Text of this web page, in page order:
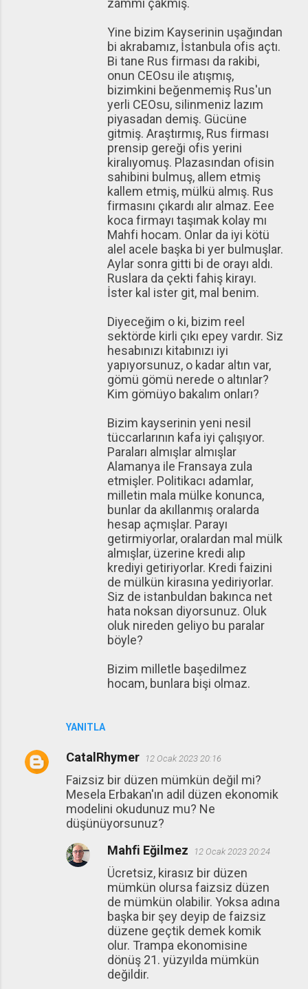
YANITLA
zammı çakmış.
Yine bizim Kayserinin uşağından
bi akrabamız, İstanbula ofis açtı.
Bi tane Rus firması da rakibi,
onun CEOsu ile atışmış,
bizimkini beğenmemiş Rus'un
yerli CEOsu, silinmeniz lazım
piyasadan demiş. Gücüne
gitmiş. Araştırmış, Rus firması
prensip gereği ofis yerini
kiralıyomuş. Plazasından ofisin
sahibini bulmuş, allem etmiş
kallem etmiş, mülkü almış. Rus
firmasını çıkardı alır almaz. Eee
koca firmayı taşımak kolay mı
Mahfi hocam. Onlar da iyi kötü
alel acele başka bi yer bulmuşlar.
Aylar sonra gitti bi de orayı aldı.
Ruslara da çekti fahiş kirayı.
İster kal ister git, mal benim.
Diyeceğim o ki, bizim reel
sektörde kirli çıkı epey vardır. Siz
hesabınızı kitabınızı iyi
yapıyorsunuz, o kadar altın var,
gömü gömü nerede o altınlar?
Kim gömüyo bakalım onları?
Bizim kayserinin yeni nesil
tüccarlarının kafa iyi çalışıyor.
Paraları almışlar almışlar
Alamanya ile Fransaya zula
etmişler. Politikacı adamlar,
milletin mala mülke konunca,
bunlar da akıllanmış oralarda
hesap açmışlar. Parayı
getirmiyorlar, oralardan mal mülk
almışlar, üzerine kredi alıp
krediyi getiriyorlar. Kredi faizini
de mülkün kirasına yediriyorlar.
Siz de istanbuldan bakınca net
hata noksan diyorsunuz. Oluk
oluk nireden geliyo bu paralar
böyle?
Bizim milletle başedilmez
hocam, bunlara bişi olmaz.
CatalRhymer 12 Ocak 2023 20:16
Faizsiz bir düzen mümkün değil mi?
Mesela Erbakan'ın adil düzen ekonomik
modelini okudunuz mu? Ne
düşünüyorsunuz?
Mahfi Eğilmez
12 Ocak 2023 20:24
Ücretsiz, kirasız bir düzen
mümkün olursa faizsiz düzen
de mümkün olabilir. Yoksa adına
başka bir şey deyip de faizsiz
düzene geçtik demek komik
olur. Trampa ekonomisine
dönüş 21. yüzyılda mümkün
değildir.